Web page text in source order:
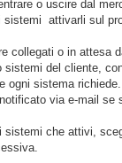
o uscire dal
attivarli sul
collegati o in attesa
del cliente,
ogni sistema
via e-mail se
che attivi,